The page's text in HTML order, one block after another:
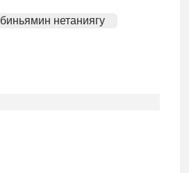
биньямин нетаниягу